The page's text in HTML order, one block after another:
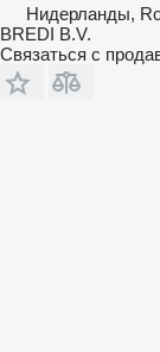
Нидерланды,
BREDI B.V.
Связаться с